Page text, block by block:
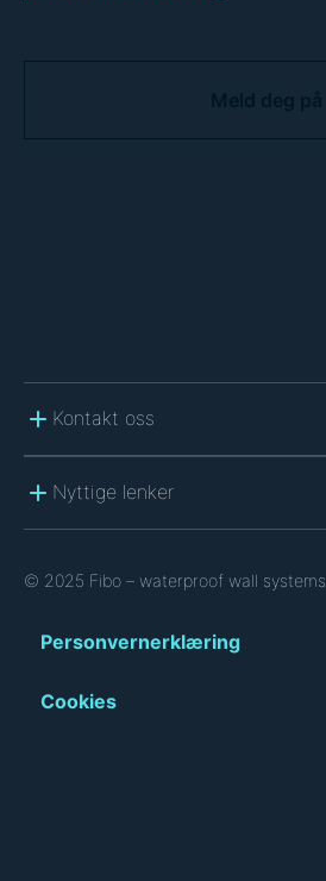
Kontakt oss
Nyttige lenker
© 2025 Fibo – waterproof wall systems
Personvernerklæring
Cookies